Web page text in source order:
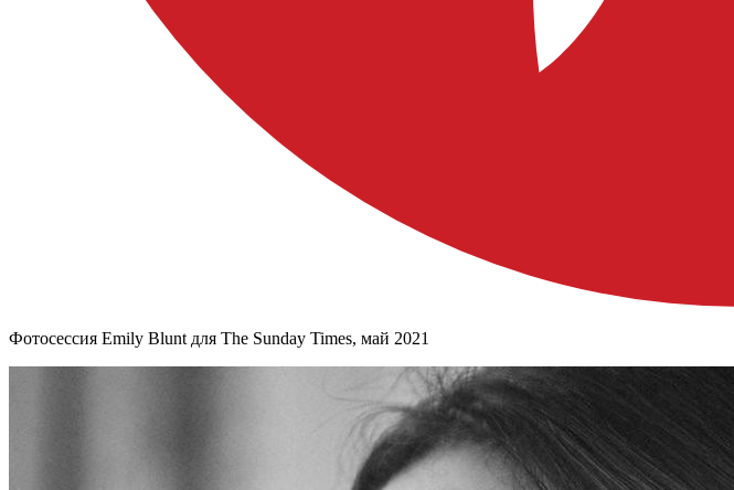
Фотосессия Emily Blunt для The Sunday Times, май 2021